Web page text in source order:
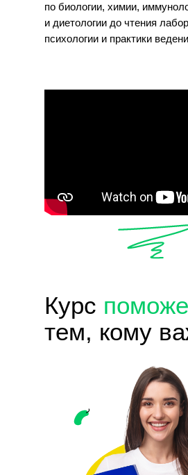
по биологии, химии,
и диетологии до чтения
психологии и практики
Курс
тем, кому